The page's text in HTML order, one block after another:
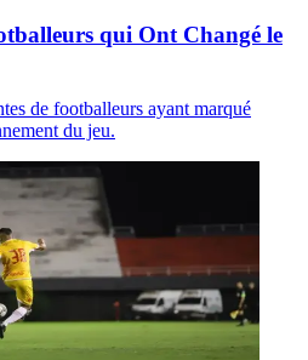
qui Ont Changé le
de footballeurs ayant marqué
du jeu.